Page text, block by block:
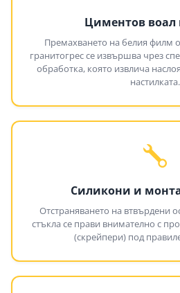
Циментов воал
Премахването на белия филм
гранитогрес се извършва чрез
обработка, която извлича
настилката.
Силикони и
Отстраняването на втвърдени
стъкла се прави внимателно с
(скрейпери) под